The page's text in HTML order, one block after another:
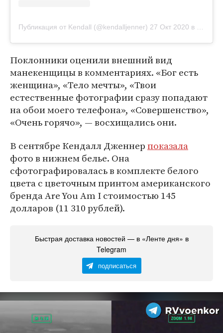
Публикация от Kendall (@kendalljenner) 27 Окт 2020 в 8:52 PDT
Поклонники оценили внешний вид
манекенщицы в комментариях. «Бог есть
женщина», «Тело мечты», «Твои
естественные фотографии сразу попадают
на обои моего телефона», «Совершенство»,
«Очень горячо», — восхищались они.
В сентябре Кендалл Дженнерпоказала
фото в нижнем белье. Она
сфотографировалась в комплекте белого
цвета с цветочным принтом американского
бренда Are You Am I стоимостью 145
долларов (11 310 рублей).
Быстрая доставка новостей — в «Ленте дня» в
Telegram
подписаться